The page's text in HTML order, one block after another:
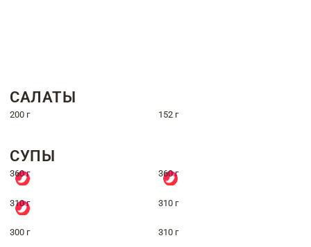
САЛАТЫ
200 г 152 г
СУПЫ
360 г 360 г
310 г 310 г
300 г 310 г